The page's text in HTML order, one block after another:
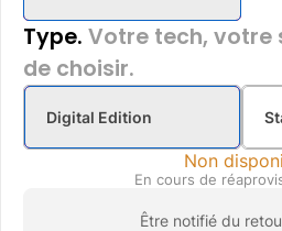
Type. Votre tech, votre
de choisir.
Digital Edition
Non
En cours de
Être notifié du